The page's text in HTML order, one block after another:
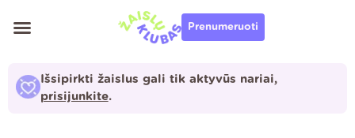
prie
Prenumeruoti
Išsipirkti žaislus gali tik aktyvūs nariai,
prisijunkite.